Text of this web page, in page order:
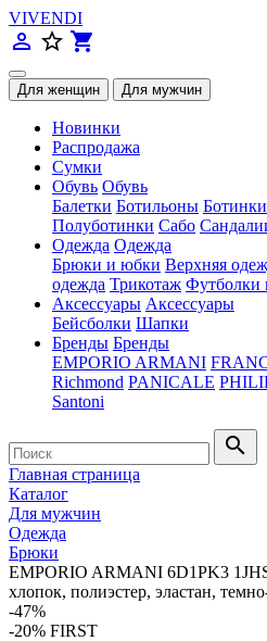
VIVENDI
person_outline star_border shopping_cart
Новинки
Распродажа
Сумки
Обувь Обувь
Балетки Ботильоны Ботинки
Полуботинки Сабо
Одежда Одежда
Брюки и юбки Верхняя
одежда Трикотаж Футболки
Аксессуары Аксессуары
Бейсболки Шапки
Бренды Бренды
EMPORIO ARMANI
Richmond PANICALE
Santoni
search
Главная страница
Каталог
Для мужчин
Одежда
Брюки
EMPORIO ARMANI 6D1PK3
хлопок, полиэстер, эластан,
-47%
-20% FIRST